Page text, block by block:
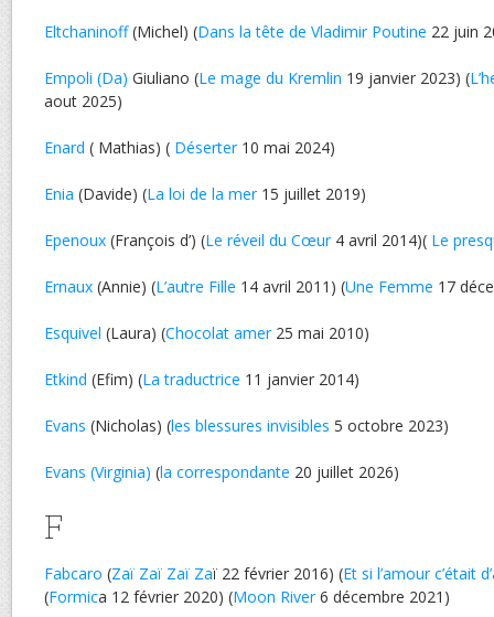
Eltchaninoff(Michel) (Dans la tête de Vladimir Poutine 22 juin
Empoli (Da) Giuliano (Le mage du Kremlin 19 janvier 2023) (
aout 2025)
Enard ( Mathias) ( Déserter10 mai 2024)
Enia (Davide) (La loi de la mer15 juillet 2019)
Epenoux (François d’) (Le réveil du Cœur4 avril 2014)( Le
Ernaux (Annie) (L’autre Fille 14 avril 2011) (Une Femme 17
Esquivel (Laura) (Chocolat amer25 mai 2010)
Etkind (Efim) (La traductrice 11 janvier 2014)
Evans (Nicholas) (les blessures invisibles 5 octobre 2023)
Evans (Virginia) (la correspondante 20 juillet 2026)
F
Fabcaro (Zaï Zaï Zaï Zaï 22 février 2016) (Et si l’amour c’était
(Formica 12 février 2020) (Moon River6 décembre 2021)